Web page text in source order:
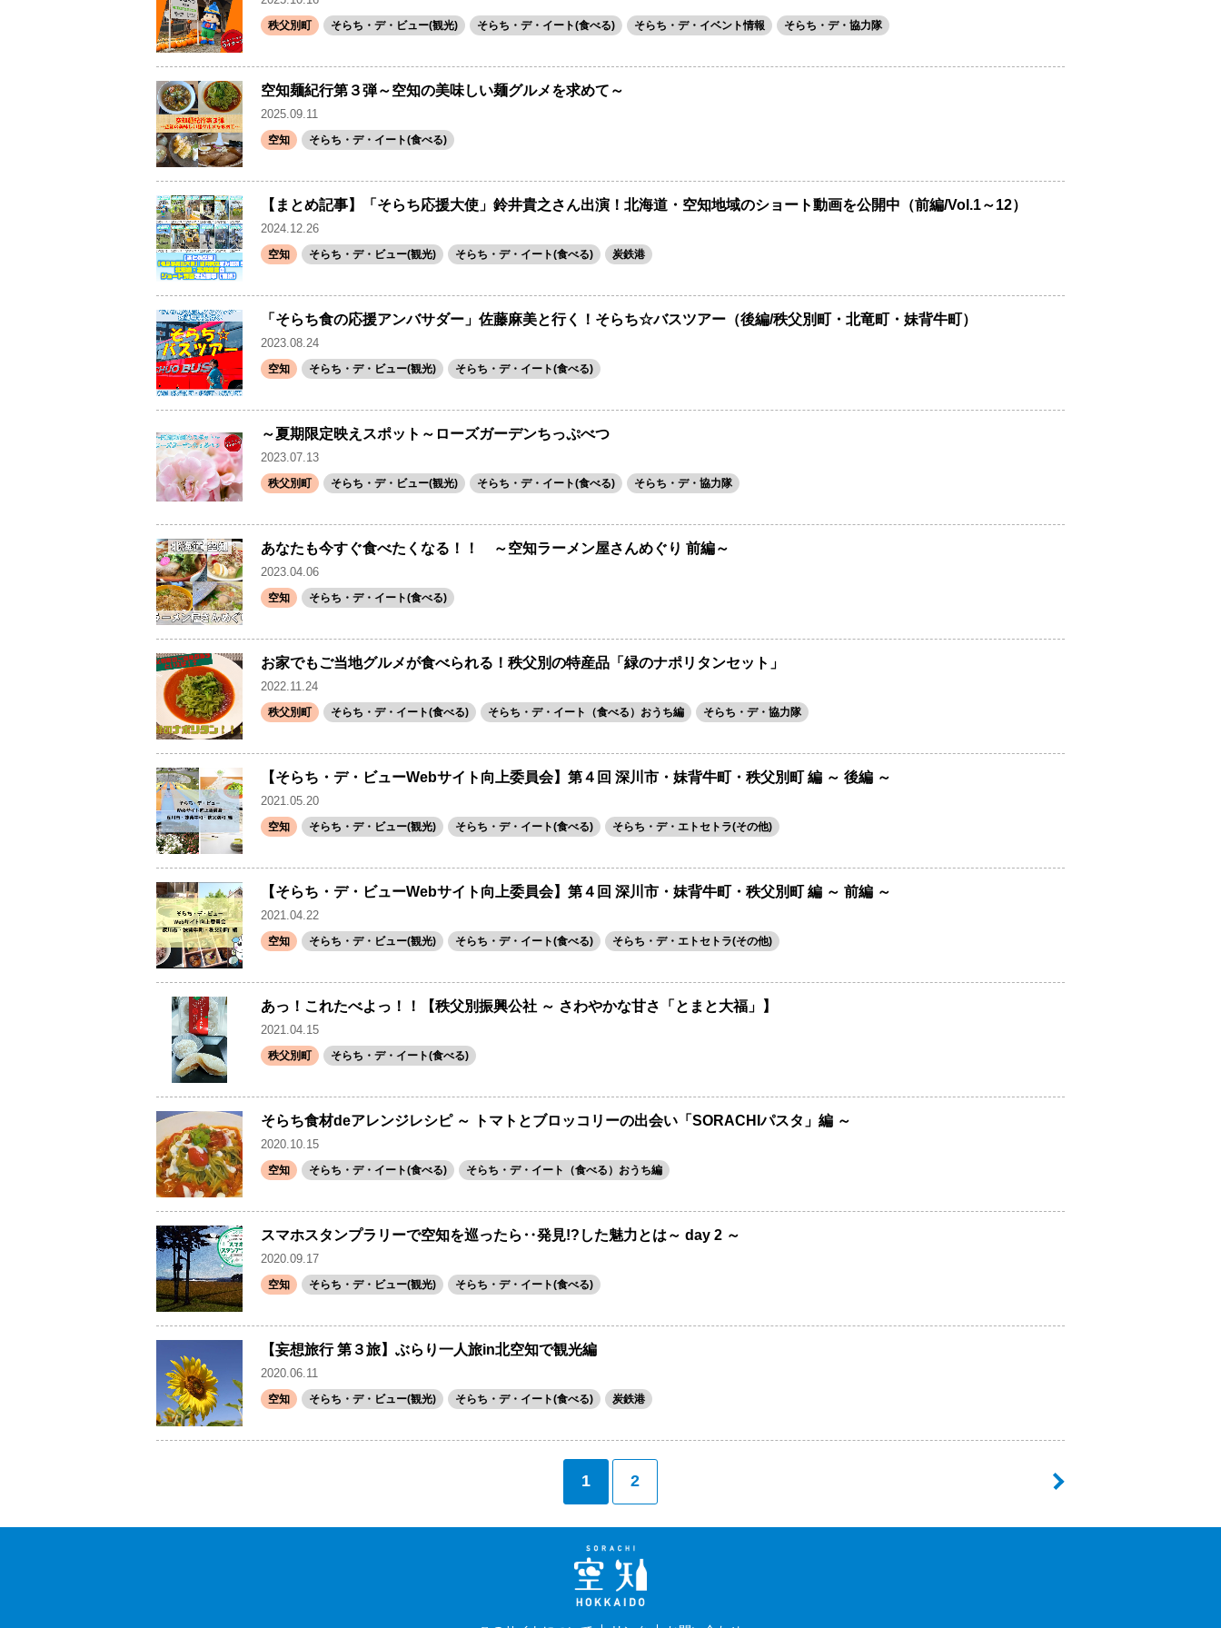
秩父別町 そらち・デ・ビュー(観光) そらち・デ・イート(食べる) そらち・デ・イベント情報 そらち・デ・協力隊
空知麺紀行第３弾～空知の美味しい麺グルメを求めて～
2025.09.11
空知 そらち・デ・イート(食べる)
【まとめ記事】「そらち応援大使」鈴井貴之さん出演！北海道・空知地域のショート動画を公開中（前編/Vol.1～12）
2024.12.26
空知 そらち・デ・ビュー(観光) そらち・デ・イート(食べる) 炭鉄港
「そらち食の応援アンバサダー」佐藤麻美と行く！そらち☆バスツアー（後編/秩父別町・北竜町・妹背牛町）
2023.08.24
空知 そらち・デ・ビュー(観光) そらち・デ・イート(食べる)
～夏期限定映えスポット～ローズガーデンちっぷべつ
2023.07.13
秩父別町 そらち・デ・ビュー(観光) そらち・デ・イート(食べる) そらち・デ・協力隊
あなたも今すぐ食べたくなる！！ ～空知ラーメン屋さんめぐり 前編～
2023.04.06
空知 そらち・デ・イート(食べる)
お家でもご当地グルメが食べられる！秩父別の特産品「緑のナポリタンセット」
2022.11.24
秩父別町 そらち・デ・イート(食べる) そらち・デ・イート（食べる）おうち編 そらち・デ・協力隊
【そらち・デ・ビューWebサイト向上委員会】第４回 深川市・妹背牛町・秩父別町 編 ～ 後編 ～
2021.05.20
空知 そらち・デ・ビュー(観光) そらち・デ・イート(食べる) そらち・デ・エトセトラ(その他)
【そらち・デ・ビューWebサイト向上委員会】第４回 深川市・妹背牛町・秩父別町 編 ～ 前編 ～
2021.04.22
空知 そらち・デ・ビュー(観光) そらち・デ・イート(食べる) そらち・デ・エトセトラ(その他)
あっ！これたべよっ！！【秩父別振興公社 ～ さわやかな甘さ「とまと大福」】
2021.04.15
秩父別町 そらち・デ・イート(食べる)
そらち食材deアレンジレシピ ～ トマトとブロッコリーの出会い「SORACHIパスタ」編 ～
2020.10.15
空知 そらち・デ・イート(食べる) そらち・デ・イート（食べる）おうち編
スマホスタンプラリーで空知を巡ったら‥発見!?した魅力とは～ day 2 ～
2020.09.17
空知 そらち・デ・ビュー(観光) そらち・デ・イート(食べる)
【妄想旅行 第３旅】ぶらり一人旅in北空知で観光編
2020.06.11
空知 そらち・デ・ビュー(観光) そらち・デ・イート(食べる) 炭鉄港
1 2